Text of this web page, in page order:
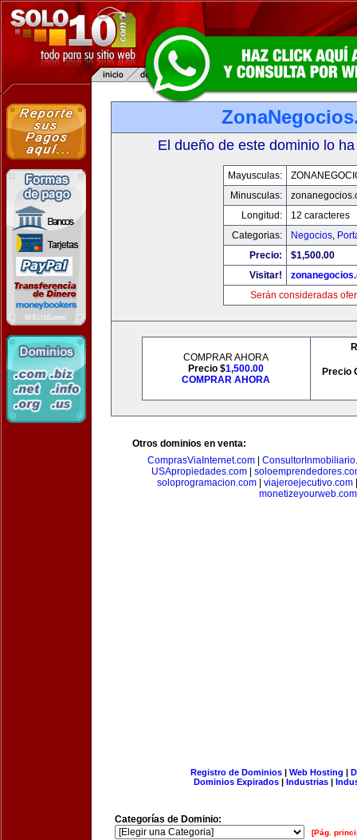
El dueño de este dominio lo
Mayusculas:
Minusculas:
Longitud:
12 caracteres
Categorias:
Negocios,
Precio:
$1,500.00
Visitar!
Serán consideradas
COMPRAR AHORA
Precio $1,500.00
COMPRAR AHORA
Precio
Otros dominios en venta:
ComprasViaInternet.com
USApropiedades.com
soloprogramacion.com
viajeroejecutivo.com
monetizeyourweb.com
Registro de Dominios| Web Hosting |
Dominios Expirados | Industrias |
Categorías de Dominio:
[Pág.